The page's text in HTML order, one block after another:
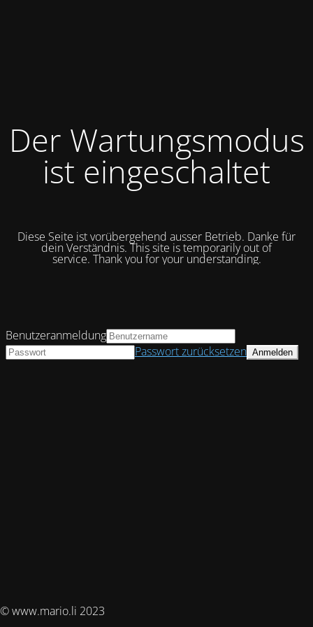
Der Wartungsmodus
ist eingeschaltet
Diese Seite ist vorübergehend ausser Betrieb. Danke für
dein Verständnis. This site is temporarily out of
service. Thank you for your understanding.
© www.mario.li 2023
Benutzeranmeldung
Passwort zurücksetzen